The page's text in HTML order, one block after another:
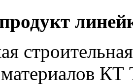
материалов